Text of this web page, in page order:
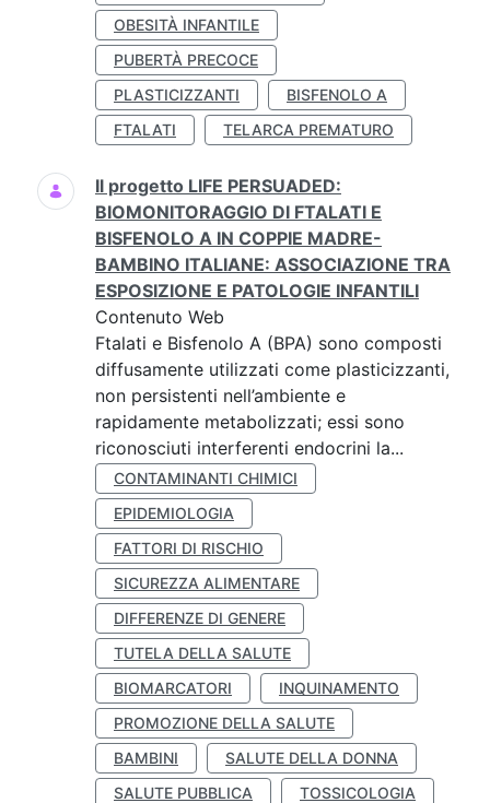
OBESITÀ INFANTILE
PUBERTÀ PRECOCE
PLASTICIZZANTI
BISFENOLO A
FTALATI
TELARCA PREMATURO
Il progetto LIFE PERSUADED:
BIOMONITORAGGIO DI FTALATI E
BISFENOLO A IN COPPIE MADRE-
BAMBINO ITALIANE: ASSOCIAZIONE TRA
ESPOSIZIONE E PATOLOGIE INFANTILI
Contenuto Web
Ftalati e Bisfenolo A (BPA) sono composti
diffusamente utilizzati come plasticizzanti,
non persistenti nell’ambiente e
rapidamente metabolizzati; essi sono
riconosciuti interferenti endocrini la...
CONTAMINANTI CHIMICI
EPIDEMIOLOGIA
FATTORI DI RISCHIO
SICUREZZA ALIMENTARE
DIFFERENZE DI GENERE
TUTELA DELLA SALUTE
BIOMARCATORI
INQUINAMENTO
PROMOZIONE DELLA SALUTE
BAMBINI
SALUTE DELLA DONNA
SALUTE PUBBLICA
TOSSICOLOGIA